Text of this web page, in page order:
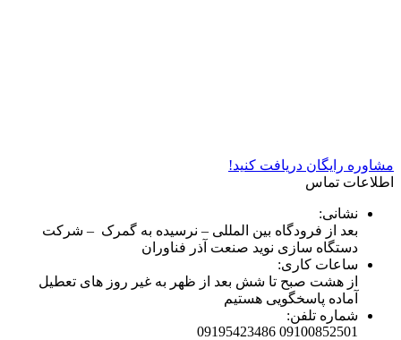
مشاوره رایگان دریافت کنید!
اطلاعات تماس
نشانی:
بعد از فرودگاه بین المللی – نرسیده به گمرک – شرکت
دستگاه سازی نوید صنعت آذر فناوران
ساعات کاری:
از هشت صبح تا شش بعد از ظهر به غیر روز های تعطیل
آماده پاسخگویی هستیم
شماره تلفن:
09100852501 09195423486